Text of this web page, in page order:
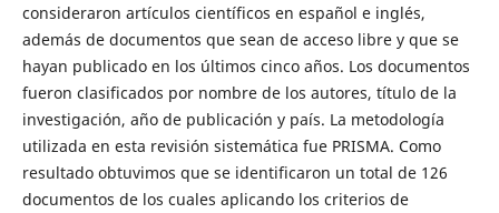
consideraron artículos científicos en español e inglés,
además de documentos que sean de acceso libre y que se
hayan publicado en los últimos cinco años. Los documentos
fueron clasificados por nombre de los autores, título de la
investigación, año de publicación y país. La metodología
utilizada en esta revisión sistemática fue PRISMA. Como
resultado obtuvimos que se identificaron un total de 126
documentos de los cuales aplicando los criterios de